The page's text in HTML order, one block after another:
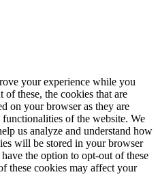
your experience while you
these, the cookies that are
on your browser as they are
of the website. We
us analyze and understand how
will be stored in your browser
the option to opt-out of these
these cookies may affect your